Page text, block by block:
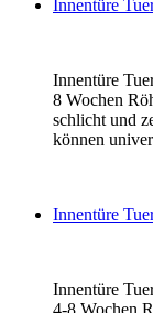
Innentüre
Innentüre
8 Wochen
schlicht und
können
Innentüre
Innentüre